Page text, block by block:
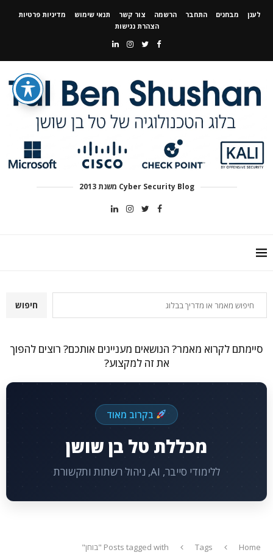
לענן מבחנים התחבר הרשמה צור קשר תנאי שימוש
מדיניות פרטיות
הצהרת נגישות
Cyber Security Blog משנת 2013
חיפוש
סיימתם לקרוא מאמר? הנושאים מעניינים אותכם? רוצים להפוך
את זה למקצוע?
בקרוב מאוד
מכללת טל בן שושן
ללימודי סייבר, AI, ניהול רשתות ותקשורת
Home
Tags Posts tagged with "בוחן"